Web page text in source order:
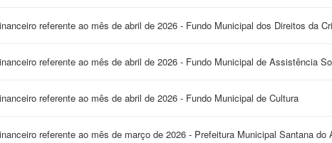
referente ao mês de abril de 2026 - Fundo Municipal dos Direitos da
referente ao mês de abril de 2026 - Fundo Municipal de Assistência
referente ao mês de abril de 2026 - Fundo Municipal de Cultura
referente ao mês de março de 2026 - Prefeitura Municipal Santana do